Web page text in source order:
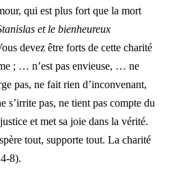
qui est plus fort que la mort
et le bienheureux
devez être forts de cette charité
; … n’est pas envieuse, … ne
pas, ne fait rien d’inconvenant,
s’irrite pas, ne tient pas compte du
et met sa joie dans la vérité.
tout, supporte tout. La charité
8).